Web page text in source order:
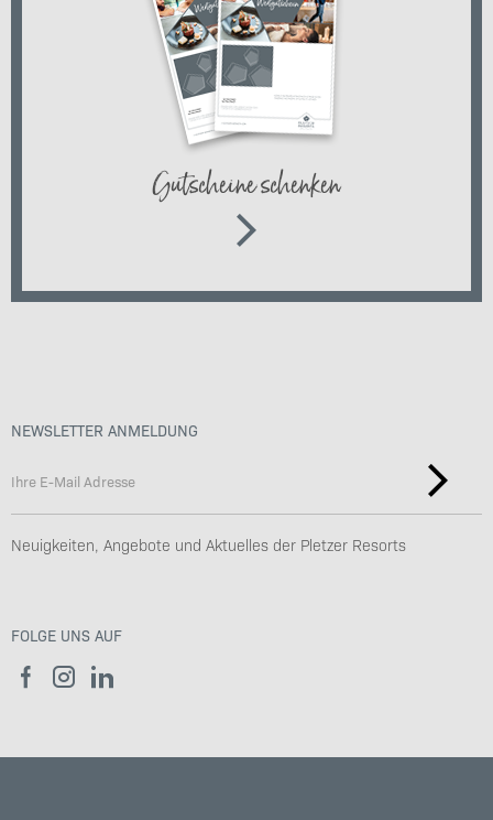
Gutscheine schenken
NEWSLETTER ANMELDUNG
Neuigkeiten, Angebote und Aktuelles der Pletzer Resorts
FOLGE UNS AUF